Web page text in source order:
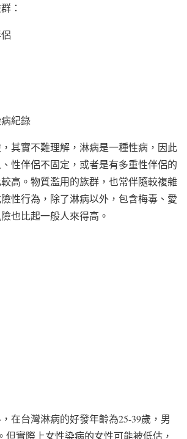
：
紀錄
其實不難理解，淋病是一種性病，因此
性伴侶不固定，或者是有多重性伴侶的
高。物質濫用的族群，也常伴隨較複雜
性行為，除了淋病以外，包含梅毒、愛
也比起一般人來得高。
在台灣淋病的好發年齡為25-39歲，男
但實際上女性染病的女性可能被低估，